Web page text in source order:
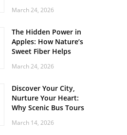
and Vitality
March 24, 2026
The Hidden Power in
Apples: How Nature’s
Sweet Fiber Helps
Steady and Smooth
March 24, 2026
Discover Your City,
Nurture Your Heart:
Why Scenic Bus Tours
Practice
March 14, 2026